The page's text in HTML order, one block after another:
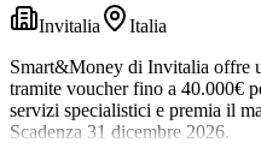
Invitalia
Italia
Smart&Money di Invitalia offre
tramite voucher fino a 40.000€
servizi specialistici e premia il
Scadenza 31 dicembre 2026.